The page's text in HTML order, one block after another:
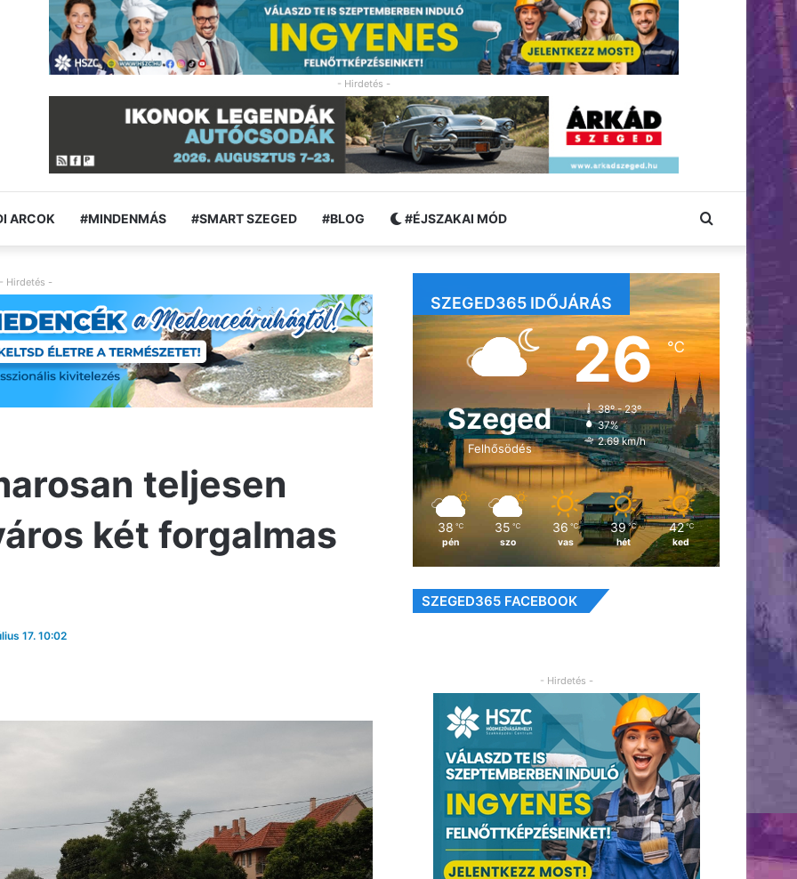
- Hirdetés -
ARCOK #MINDENMÁS #SMART SZEGED #BLOG #ÉJSZAKAI MÓD Keresés:
- Hirdetés -
teljesen
két forgalmas
17. 10:02
SZEGED365 IDŐJÁRÁS
Szeged
Felhősödés
26℃
38º - 23º
37%
2.69 km/h
38 ℃
pén
35 ℃
szo
36 ℃
vas
39 ℃
hét
42 ℃
ked
SZEGED365 FACEBOOK
- Hirdetés -